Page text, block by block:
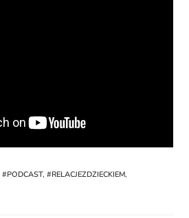
#PODCAST, #RELACJEZDZIECKIEM,